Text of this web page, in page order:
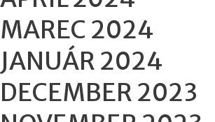
MAREC 2024
JANUÁR 2024
DECEMBER 2023